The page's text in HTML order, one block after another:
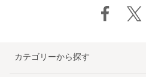
カテゴリーから探す